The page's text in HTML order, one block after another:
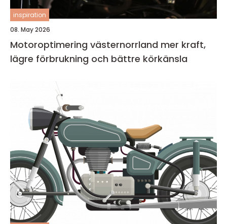
inspiration
08. May 2026
Motoroptimering västernorrland mer kraft,
lägre förbrukning och bättre körkänsla